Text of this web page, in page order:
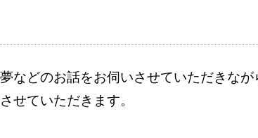
などのお話をお伺いさせていただきなが
せていただきます。